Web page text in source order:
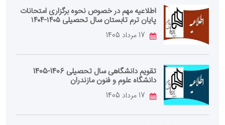
اطلاعیه مهم در خصوص نحوه برگزاری امتحانات
پایان ترم تابستان سال تحصیلی ۱۴۰۵-۱۴۰۴
تقویم دانشگاهی سال تحصیلی 1406-1405
دانشگاه علوم و فنون مازندران